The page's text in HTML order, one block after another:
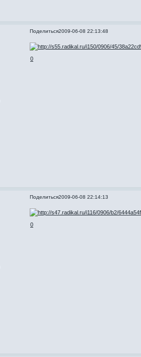
Поделиться2009-06-08 22:13:48
0
Поделиться2009-06-08 22:14:13
0